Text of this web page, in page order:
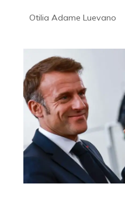
Otilia Adame Luevano